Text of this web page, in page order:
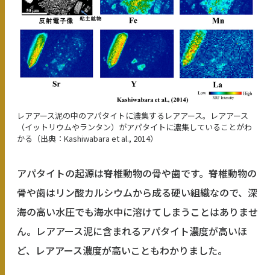
レアアース泥の中のアパタイトに濃集するレアアース。レアアース
（イットリウムやランタン）がアパタイトに濃集していることがわ
かる（出典：Kashiwabara et al., 2014）
アパタイトの起源は脊椎動物の骨や歯です。脊椎動物の
骨や歯はリン酸カルシウムから成る硬い組織なので、深
海の高い水圧でも海水中に溶けてしまうことはありませ
ん。レアアース泥に含まれるアパタイト濃度が高いほ
ど、レアアース濃度が高いこともわかりました。